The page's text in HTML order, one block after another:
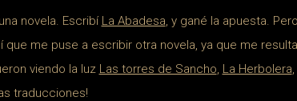
novela. Escribí La Abadesa, y gané la apuesta.
que me puse a escribir otra novela, ya que me
viendo la luz Las torres de Sancho, La Herbolera,
traducciones!